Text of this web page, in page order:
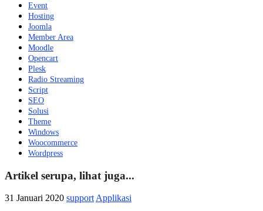
Event
Hosting
Joomla
Member Area
Moodle
Opencart
Plesk
Radio Streaming
Script
SEO
Solusi
Theme
Windows
Woocommerce
Wordpress
Artikel serupa, lihat juga...
31 Januari 2020 support Applikasi